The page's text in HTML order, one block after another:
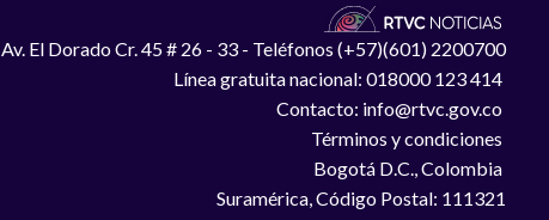
Av. El Dorado Cr. 45 # 26 - 33 - Teléfonos (+57)(601) 2200700
Línea gratuita nacional: 018000 123 414
Contacto: info@rtvc.gov.co
Términos y condiciones
Bogotá D.C., Colombia
Suramérica, Código Postal: 111321